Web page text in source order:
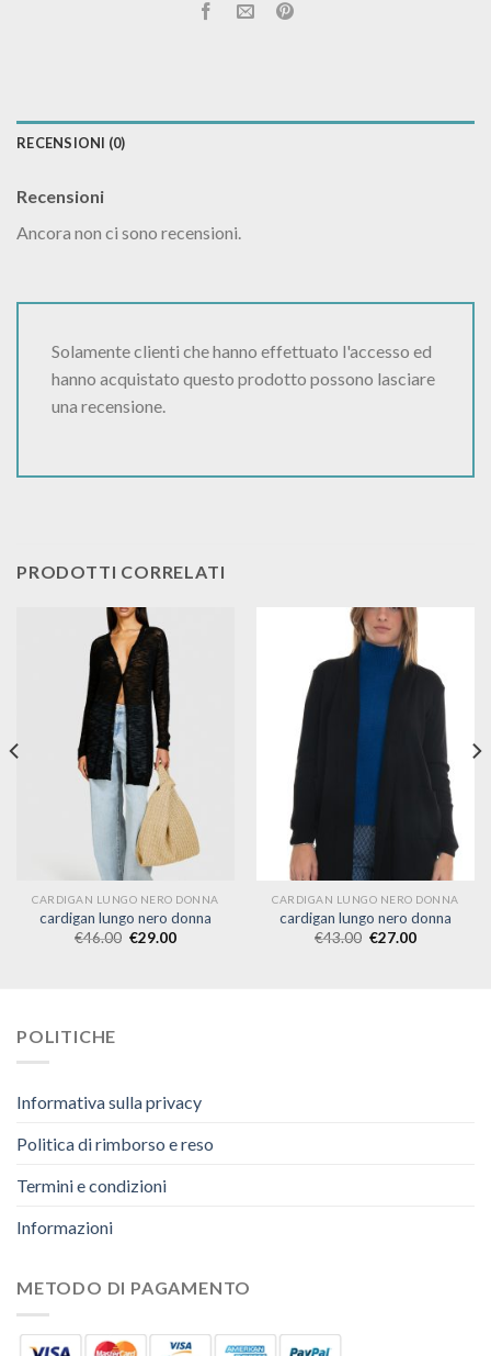
RECENSIONI (0)
Recensioni
Ancora non ci sono recensioni.
Solamente clienti che hanno effettuato l'accesso ed
hanno acquistato questo prodotto possono lasciare
una recensione.
PRODOTTI CORRELATI
CARDIGAN LUNGO NERO DONNA
cardigan lungo nero donna
€46.00 €29.00
CARDIGAN LUNGO NERO DONNA
cardigan lungo nero donna
€43.00 €27.00
POLITICHE
Informativa sulla privacy
Politica di rimborso e reso
Termini e condizioni
Informazioni
METODO DI PAGAMENTO